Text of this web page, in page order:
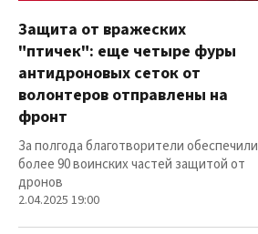
Защита от вражеских
"птичек": еще четыре фуры
антидроновых сеток от
волонтеров отправлены на
фронт
За полгода благотворители обеспечили
более 90 воинских частей защитой от
дронов
2.04.2025 19:00